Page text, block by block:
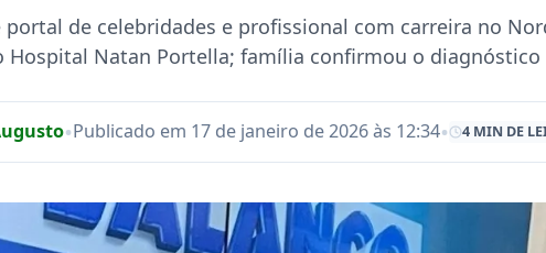
portal de celebridades e profissional com carreira no
Hospital Natan Portella; família confirmou o diagnóstico
•Publicado em 17 de janeiro de 2026 às 12:34• 4 MIN DE